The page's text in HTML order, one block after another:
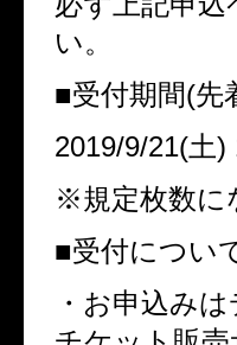
い。
■受付期間(先
2019/9/21(土
※規定枚数に
■受付につい
・お申込み